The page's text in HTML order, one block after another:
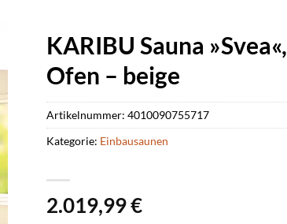
KARIBU Sauna
Ofen – beige
2.019,99€
Artikelnummer: 4010090755717
Kategorie: Einbausaunen